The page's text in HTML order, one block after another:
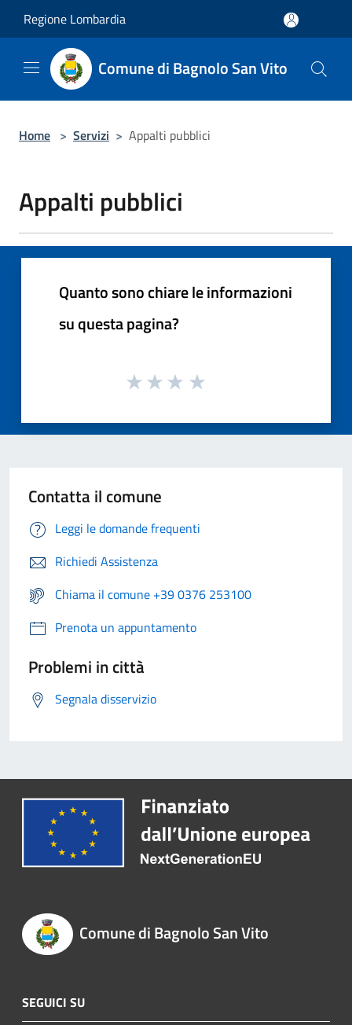
Regione Lombardia
Comune di Bagnolo San Vito
Home > Servizi > Appalti pubblici
Appalti pubblici
Quanto sono chiare le informazioni
su questa pagina?
Contatta il comune
Leggi le domande frequenti
Richiedi Assistenza
Chiama il comune +39 0376 253100
Prenota un appuntamento
Problemi in città
Segnala disservizio
Comune di Bagnolo San Vito
SEGUICI SU